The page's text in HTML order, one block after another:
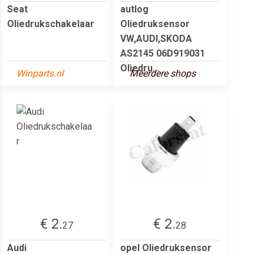
Seat
Oliedrukschakelaar
Winparts.nl
autlog
Oliedruksensor
VW,AUDI,SKODA
AS2145 06D919031
Oliedru...
Meerdere shops
€ 2.27
Audi
€ 2.28
opel Oliedruksensor